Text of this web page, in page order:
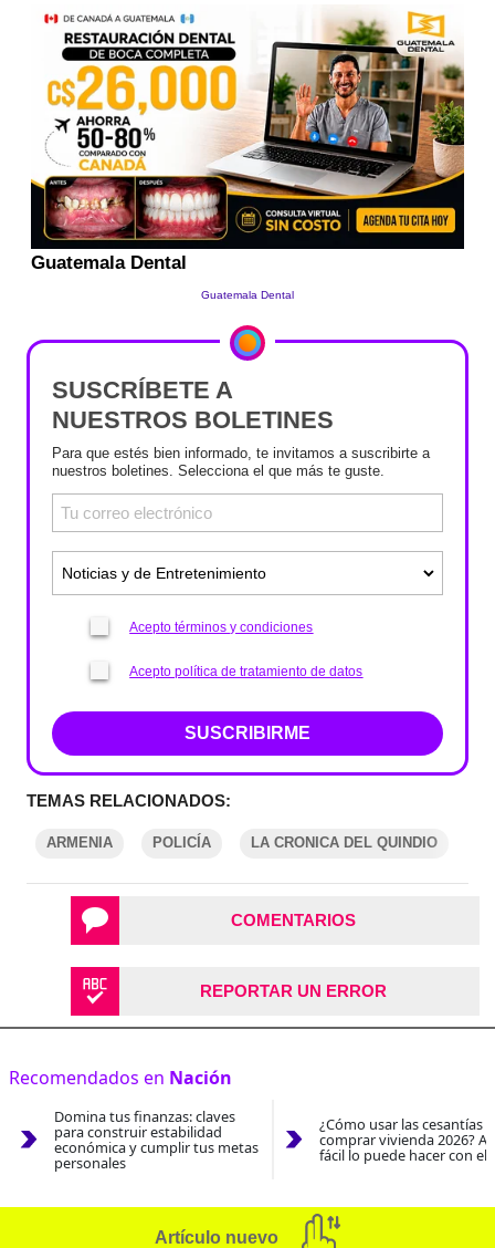
SUSCRÍBETE A
NUESTROS BOLETINES
Para que estés bien informado, te invitamos a suscribirte a
nuestros boletines. Selecciona el que más te guste.
Acepto términos y condiciones
Acepto política de tratamiento de datos
SUSCRIBIRME
TEMAS RELACIONADOS:
ARMENIA POLICÍA LA CRONICA DEL QUINDIO
COMENTARIOS
REPORTAR UN ERROR
Recomendados en Nación
Domina tus finanzas: claves
para construir estabilidad
económica y cumplir tus metas
personales
¿Cómo usar las cesantías
comprar vivienda 2026?
fácil lo puede hacer con el
Artículo nuevo